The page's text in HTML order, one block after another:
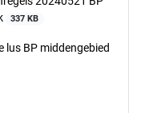
337 KB
lus BP middengebied